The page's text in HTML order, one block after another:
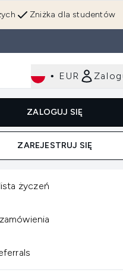
Zniżka dla studentów
• EUR
ZALOGUJ SIĘ
ZAREJESTRUJ SIĘ
życzeń
Wejdź do podmenu (Włosy) Wejdź do podmenu (Narzędzia)
Dla mężczyzn
RENEWING
ML